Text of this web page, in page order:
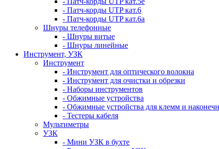
- Патч-корды UTP кат.6
- Патч-корды UTP кат.6а
Шнуры телефонные
- Шнуры витые
- Шнуры линейные
Инструмент, УЗК
Инструмент
- Инструмент для оптического волокна
- Инструмент для очистки и обрезки
- Наборы инструментов
- Обжимные устройства
- Обжимные устройства для клемм и
- Тестеры кабеля
Мультиметры
УЗК
- Мини УЗК в бухте